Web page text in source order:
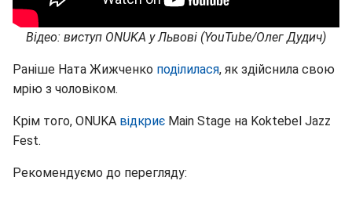
Відео: виступ ONUKA у Львові (YouTube/Олег Дудич)
Раніше Ната Жижченко поділилася, як здійснила свою
мрію з чоловіком.
Крім того, ONUKA відкриє Main Stage на Koktebel Jazz
Fest.
Рекомендуємо до перегляду: